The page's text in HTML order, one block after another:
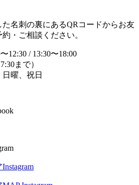
名刺の裏にあるQRコードからお友
・ご相談ください。
12:30 / 13:30〜18:00
まで）
日曜、祝日